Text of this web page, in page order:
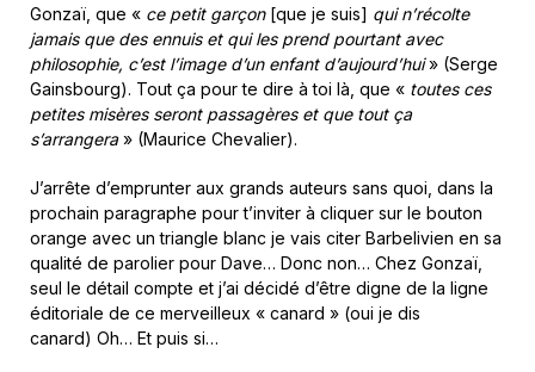
Gonzaï, que « ce petit garçon[que je suis] qui n’récolte
jamais que des ennuis et qui les prend pourtant avec
philosophie, c’est l’image d’un enfant d’aujourd’hui» (Serge
Gainsbourg). Tout ça pour te dire à toi là, que « toutes ces
petites misères seront passagères et que tout ça
s’arrangera» (Maurice Chevalier).
J’arrête d’emprunter aux grands auteurs sans quoi, dans la
prochain paragraphe pour t’inviter à cliquer sur le bouton
orange avec un triangle blanc je vais citer Barbelivien en sa
qualité de parolier pour Dave… Donc non… Chez Gonzaï,
seul le détail compte et j’ai décidé d’être digne de la ligne
éditoriale de ce merveilleux « canard » (oui je dis
canard) Oh… Et puis si…